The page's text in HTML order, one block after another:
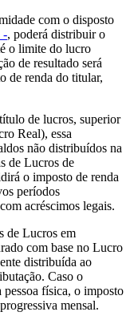
com o disposto
-, poderá distribuir o
o limite do lucro
de resultado será
de renda do titular,
de lucros, superior
Real), essa
não distribuídos na
de Lucros de
o imposto de renda
períodos
acréscimos legais.
de Lucros em
com base no Lucro
distribuída ao
Caso o
física, o imposto
mensal.